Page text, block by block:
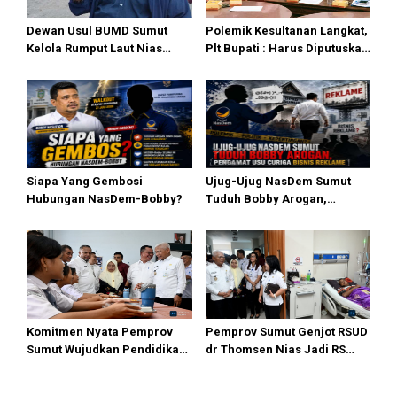
Dewan Usul BUMD Sumut
Kelola Rumput Laut Nias
Polemik Kesultanan Langkat,
Plt Bupati : Harus Diputuskan
Dialog
Siapa Yang Gembosi
Hubungan NasDem-Bobby?
Ujug-Ujug NasDem Sumut
Tuduh Bobby Arogan,
Reklame
Komitmen Nyata Pemprov
Sumut Wujudkan Pendidikan
Pemprov Sumut Genjot RSUD
dr Thomsen Nias Jadi RS